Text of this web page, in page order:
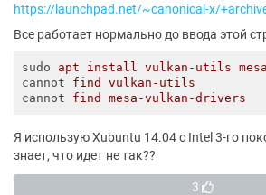
https://launchpad.net/~canonical-x/
Все работает нормально до ввода этой
sudo
apt install vulkan-utils
cannot
find vulkan-utils
cannot
find mesa-vulkan-drivers
Я использую Xubuntu 14.04 с Intel 3-го
знает, что идет не так??
3